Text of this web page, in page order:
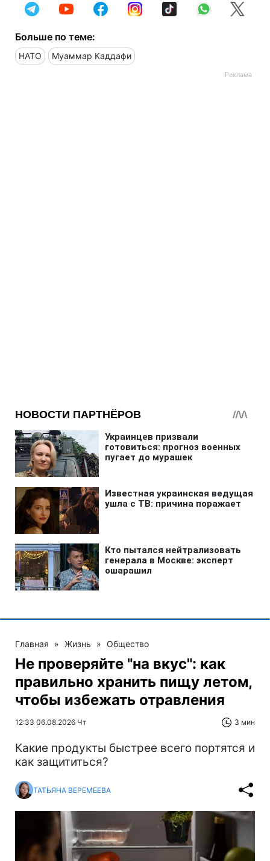
Больше по теме:
НАТО Муаммар Каддафи
Главная » Жизнь » Общество
Не проверяйте "на вкус": как
правильно хранить пищу летом,
чтобы избежать отравления
12:33 06.08.2026 Чт 3 мин
Какие продукты быстрее всего портятся и
как защититься?
ТАТЬЯНА ВЕРЕМЕЕВА